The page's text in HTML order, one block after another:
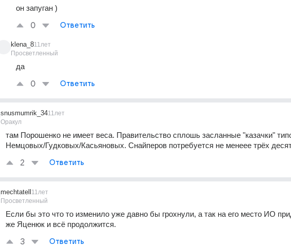
он запуган )
0 Ответить
klena_8
Просветленный
11лет
да
0 Ответить
snusmumrik_34
Оракул
11лет
там Порошенко не имеет веса. Правительство сплошь засланные "казачки"
Немцовых/Гудковых/Касьяновых. Снайперов потребуется не менеее трёх
2 Ответить
mechtatell
Просветленный
11лет
Если бы это что то изменило уже давно бы грохнули, а так на его место ИО
же Яценюк и всё продолжится.
3 Ответить